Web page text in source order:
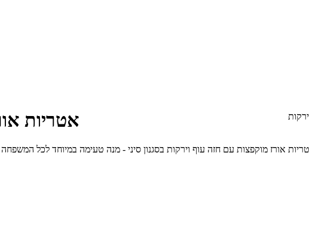
אטריות
אורז מוקפצות עם חזה עוף וירקות בסגנון סיני - מנה טעימה במיוחד לכל המשפחה לארוחת הצהריים, 776 קלוריות